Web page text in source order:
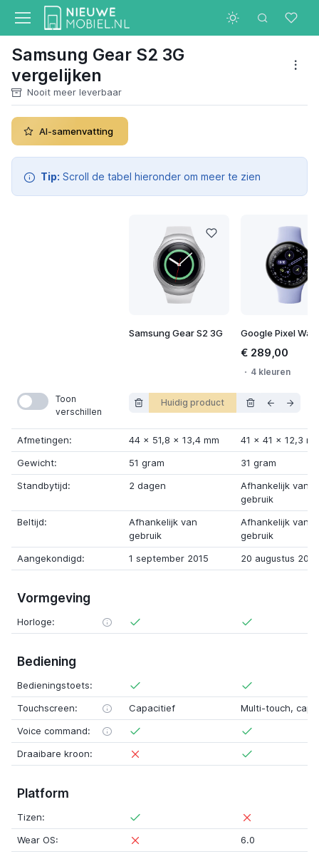
Samsung Gear S2 3G
vergelijken
Nooit meer leverbaar
AI-samenvatting
Tip: Scroll de tabel hieronder om meer te zien
Samsung Gear S2 3G
€ 289,00
4 kleuren
Toon
verschillen
Huidig product
Afmetingen: 44 x 51,8 x 13,4 mm 41 x 41 x 12,3
Gewicht:
51 gram
31 gram
Standbytijd:
2 dagen
Afhankelijk van
gebruik
Beltijd:
Afhankelijk van
gebruik
Afhankelijk van
gebruik
Aangekondigd:
1 september 2015 20 augustus
Vormgeving
Horloge:
Bediening
Bedieningstoets:
Touchscreen:
Capacitief Multi-touch,
Voice command:
Draaibare kroon:
Platform
Tizen:
Wear OS:
6.0